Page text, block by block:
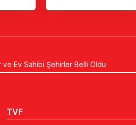
Ev Sahibi Şehirler Belli Oldu
TVF